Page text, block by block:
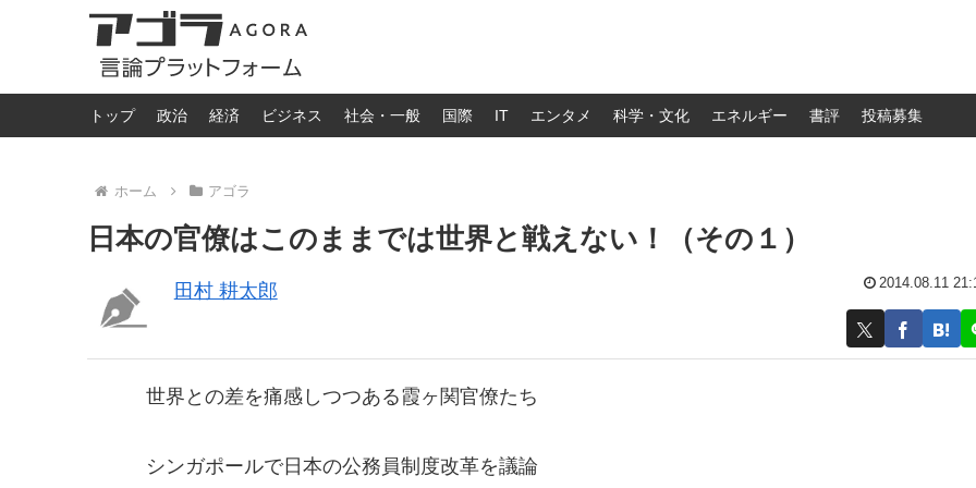
トップ 政治 経済 ビジネス 社会・一般 国際 IT エンタメ 科学・文化 エネルギー 書評 投稿募集
ホーム アゴラ
日本の官僚はこのままでは世界と戦えない！（その１）
田村 耕太郎 2014.08.11
世界との差を痛感しつつある霞ヶ関官僚たち
シンガポールで日本の公務員制度改革を議論